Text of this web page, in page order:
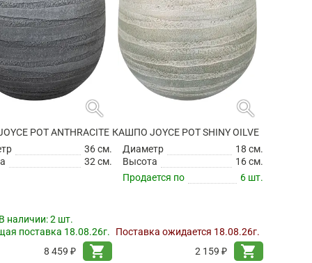
search
POT ANTHRACITE
36 см.
32 см.
наличии:2 шт.
поставка 18.08.26г.
8 459 ₽
shopping_cart
search
КАШПО JOYCE POT SHINY OILVE
Диаметр
18 см.
Высота
16 см.
Продается по
6 шт.
Поставка ожидается 18.08.26г.
2 159 ₽
shopping_cart